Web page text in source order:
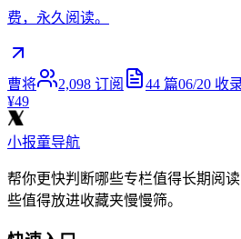
费，永久阅读。
曹将 2,098 订阅 44 篇06/20 收
¥49
小报童导航
帮你更快判断哪些专栏值得长期阅
些值得放进收藏夹慢慢筛。